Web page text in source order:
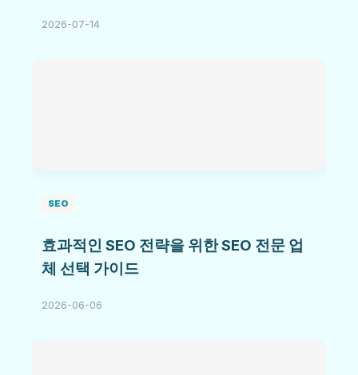
2026-07-14
SEO
효과적인 SEO 전략을 위한 SEO 전문 업
체 선택 가이드
2026-06-06